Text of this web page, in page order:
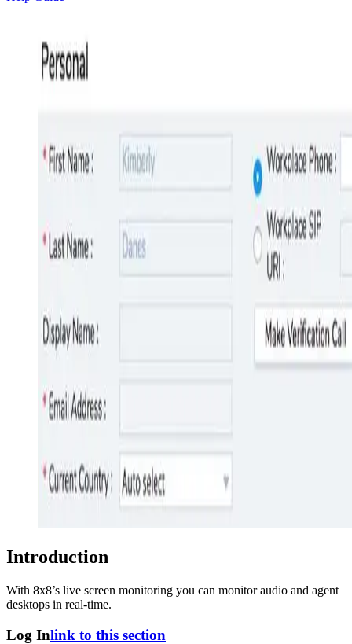
Introduction
With 8x8’s live screen monitoring you can monitor audio and agent
desktops in real-time.
Log Inlink to this section